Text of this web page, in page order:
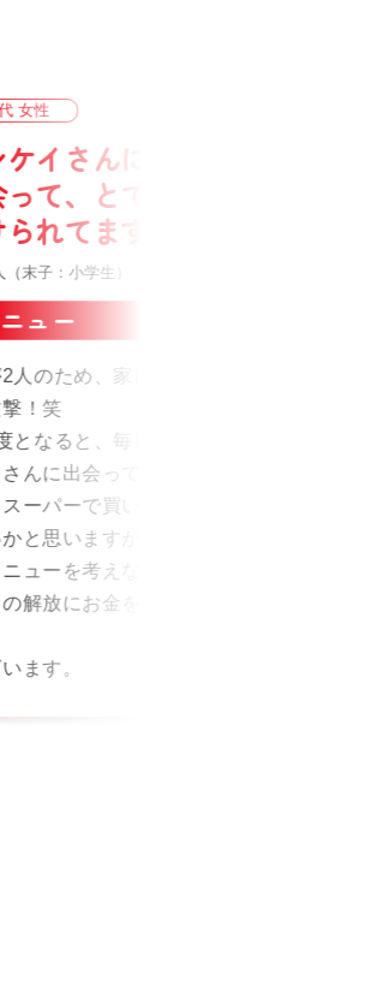
女性
イさんに
て、とても
れてます。
末子：小学生）
ュー
人のため、家に帰る
！笑
となると、毎日クタ
んに出会って、と
ーパーで買い物し
と思いますが、私
ューを考えないと
解放にお金を払っ
ます。